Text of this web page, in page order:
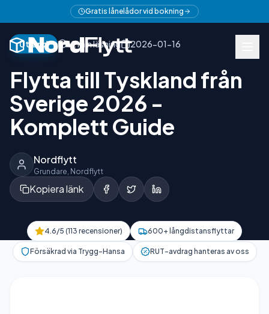
Gratis lånelådor vid bokning
Tillbaka till artiklar
Utland 12 min läsning 2026-01-16
Flytta till Tyskland från
Sverige 2026 -
Komplett Guide
Nordflytt
Grundare, Nordflytt
Kopiera länk
4.6/5 (113 recensioner) 600+ långdistansflyttar
Försäkrad via Trygg-Hansa RUT-avdrag hanteras av oss